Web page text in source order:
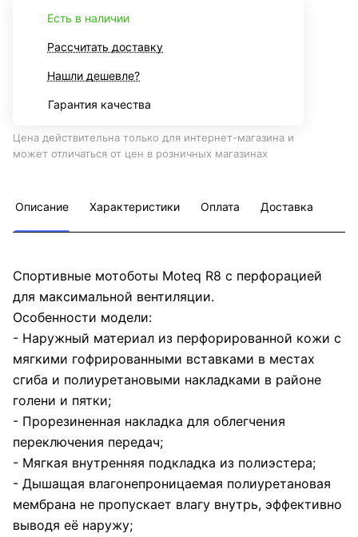
Есть в наличии
Рассчитать доставку
Нашли дешевле?
Гарантия качества
Цена действительна только для интернет-магазина и
может отличаться от цен в розничных магазинах
Описание Характеристики Оплата Доставка
Спортивные мотоботы Moteq R8 с перфорацией
для максимальной вентиляции.
Особенности модели:
- Наружный материал из перфорированной кожи c
мягкими гофрированными вставками в местах
сгиба и полиуретановыми накладками в районе
голени и пятки;
- Прорезиненная накладка для облегчения
переключения передач;
- Мягкая внутренняя подкладка из полиэстера;
- Дышащая влагонепроницаемая полиуретановая
мембрана не пропускает влагу внутрь, эффективно
выводя её наружу;